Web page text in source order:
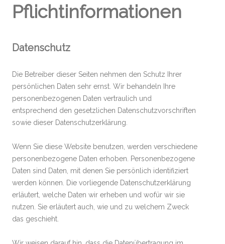
Pflichtinformationen
Datenschutz
Die Betreiber dieser Seiten nehmen den Schutz Ihrer
persönlichen Daten sehr ernst. Wir behandeln Ihre
personenbezogenen Daten vertraulich und
entsprechend den gesetzlichen Datenschutzvorschriften
sowie dieser Datenschutzerklärung.
Wenn Sie diese Website benutzen, werden verschiedene
personenbezogene Daten erhoben. Personenbezogene
Daten sind Daten, mit denen Sie persönlich identifiziert
werden können. Die vorliegende Datenschutzerklärung
erläutert, welche Daten wir erheben und wofür wir sie
nutzen. Sie erläutert auch, wie und zu welchem Zweck
das geschieht.